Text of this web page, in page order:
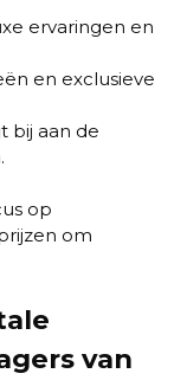
ervaringen en
en exclusieve
bij aan de
op
om
van